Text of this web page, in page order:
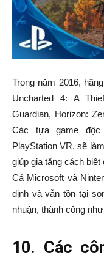
Trong năm 2016,
Uncharted 4: A
Guardian, Horizon:
Các tựa game
PlayStation VR, sẽ
giúp gia tăng cách
Cả Microsoft và
định và vẫn tồn tại
nhuận, thành công
10. Các